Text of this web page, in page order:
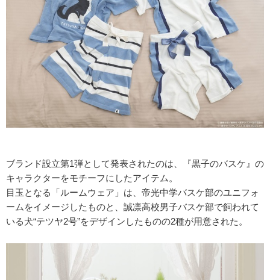
ブランド設立第1弾として発表されたのは、『黒子のバスケ』の
キャラクターをモチーフにしたアイテム。
目玉となる「ルームウェア」は、帝光中学バスケ部のユニフォ
ームをイメージしたものと、誠凛高校男子バスケ部で飼われて
いる犬“テツヤ2号”をデザインしたものの2種が用意された。